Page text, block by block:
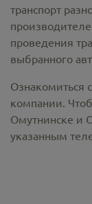
транспорт
проведения
выбранного
Ознакомиться
компании.
Омутнинске и
указанным